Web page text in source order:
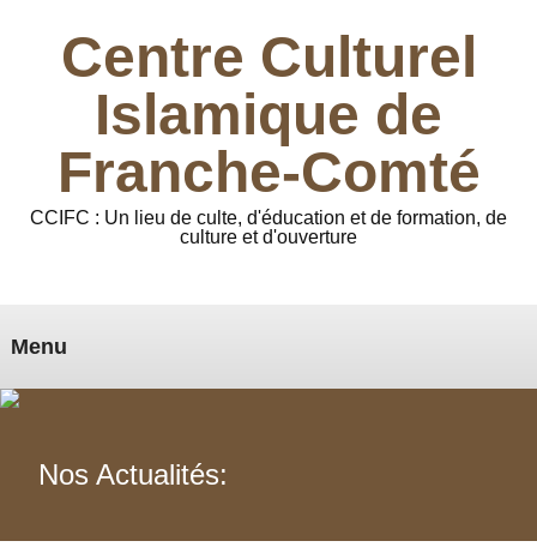
Centre Culturel
Islamique de
Franche-Comté
CCIFC : Un lieu de culte, d'éducation et de formation, de
culture et d'ouverture
Menu
Nos Actualités: